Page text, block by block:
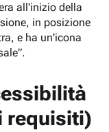
all'inizio della
in posizione
e ha un'icona
requisiti)